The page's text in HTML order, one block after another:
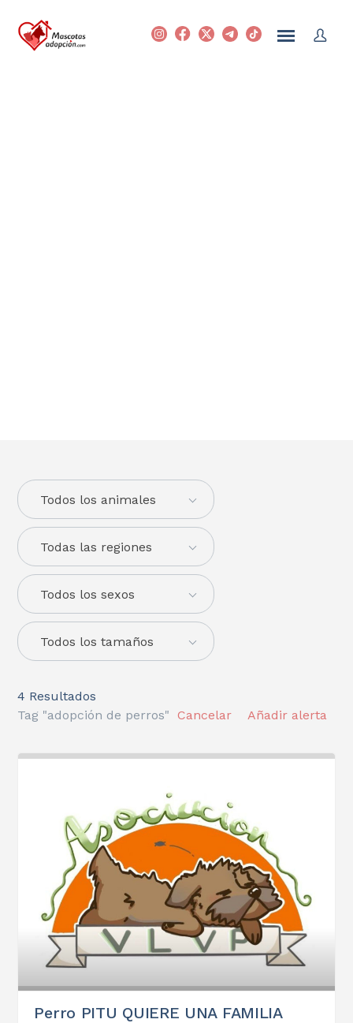
Todas las regiones
Todos los animales
Todos los sexos
Todos los tamaños
4 Resultados
Tag "adopción de perros"
Cancelar Añadir alerta
Perro PITU QUIERE UNA FAMILIA